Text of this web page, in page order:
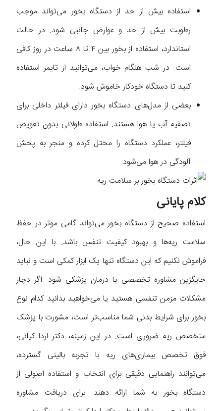
استفاده بیش از حد از دستگاه بخور می‌تواند موجب
رطوبت بیش از حد و عوارض جانبی شود. در حالت
استاندارد، استفاده از بخور بین ۴ تا ۸ ساعت در روز کافی
است. در شب هنگام خواب، می‌توانید از تایمر استفاده
کنید تا دستگاه خودکار خاموش شود.
بعضی از مدل‌های دستگاه بخور دارای فیلتر داخلی برای
تصفیه آب یا هوا هستند. استفاده طولانی بدون تعویض
فیلتر، عملکرد دستگاه را مختل کرده و منجر به پخش
آلودگی در هوا می‌شود.
کلام پایانی
استفاده صحیح از دستگاه بخور می‌تواند گامی موثر در حفظ
سلامت ریه‌ها و بهبود کیفیت تنفس باشد. با این حال،
فراموش نکنیم که این دستگاه تنها یک ابزار کمکی است و نباید
جایگزین مشاوره تخصصی یا درمان پزشکی شود. اگر دچار
مشکلات مزمن تنفسی هستید یا می‌خواهید بدانید کدام نوع
بخور برای شرایط بدنی شما مناسب‌تر است، مشورت با پزشک
متخصص ریه ضروری است. در این زمینه، دکتر اردا کیانی،
فوق تخصص بیماری‌های ریه با تجربه بالینی گسترده،
می‌توانند راهنمایی دقیقی برای انتخاب و استفاده اصولی از
دستگاه بخور به شما ارائه دهند. برای دریافت مشاوره